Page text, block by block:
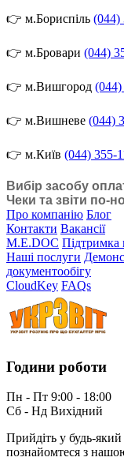
👉 м.Бориспіль (044)
👉 м.Бровари (044)
👉 м.Вишгород (044)
👉 м.Вишневе (044)
👉 м.Київ (044) 355-
Вибір засобу
Чеки та звіти по-
Про компанію Блог
Контакти Вакансії
M.E.DOC Підтримка
Наші послуги
документообігу
CloudKey FAQs
Години роботи
Пн - Пт 9:00 - 18:00
Сб - Нд Вихідний
Прийдіть у будь-який
познайомтеся з